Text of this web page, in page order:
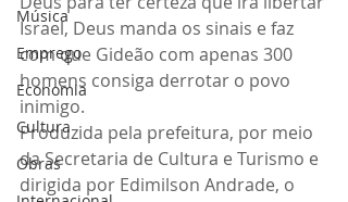
Música
Emprego
Economia
Cultura
Obras
Israel, Deus manda os sinais e faz
com que Gideão com apenas 300
homens consiga derrotar o povo
inimigo.
Produzida pela prefeitura, por meio
da Secretaria de Cultura e Turismo e
dirigida por Edimilson Andrade, o